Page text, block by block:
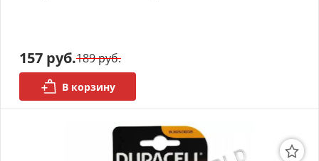
157 руб.189 руб.
В корзину